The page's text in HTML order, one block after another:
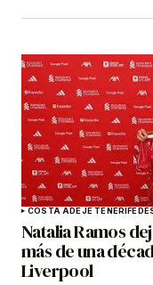
COSTA ADEJE TENERIFE
Natalia Ramos
más de una
Liverpool